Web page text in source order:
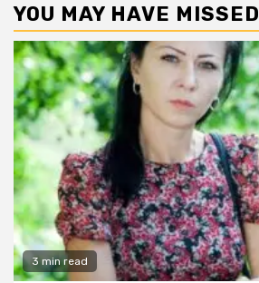
YOU MAY HAVE MISSED
3 min read